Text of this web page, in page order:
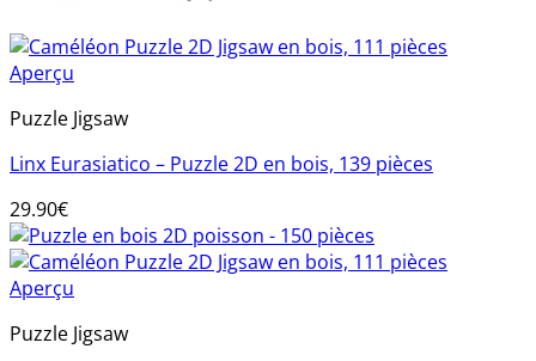
Aperçu
Puzzle Jigsaw
Linx Eurasiatico – Puzzle 2D en bois, 139 pièces
29.90€
Aperçu
Puzzle Jigsaw